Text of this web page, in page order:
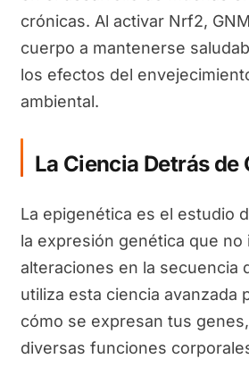
crónicas. Al activar Nrf2,
cuerpo a mantenerse
los efectos del
ambiental.
La Ciencia Detrás de
La epigenética es el estudio
la expresión genética que no
alteraciones en la secuencia
utiliza esta ciencia avanzada
cómo se expresan tus
diversas funciones